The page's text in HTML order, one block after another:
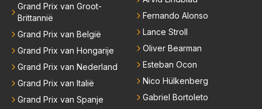
Grand Prix van Groot-
Brittannië
Grand Prix van België
Grand Prix van Hongarije
Grand Prix van Nederland
Grand Prix van Italië
Grand Prix van Spanje
Fernando Alonso
Lance Stroll
Oliver Bearman
Esteban Ocon
Nico Hülkenberg
Gabriel Bortoleto